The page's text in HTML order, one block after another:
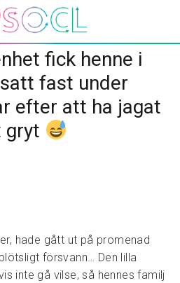
fick henne i
fast under
efter att ha jagat
gryt
hade gått ut på promenad
försvann… Den lilla
inte gå vilse, så hennes familj